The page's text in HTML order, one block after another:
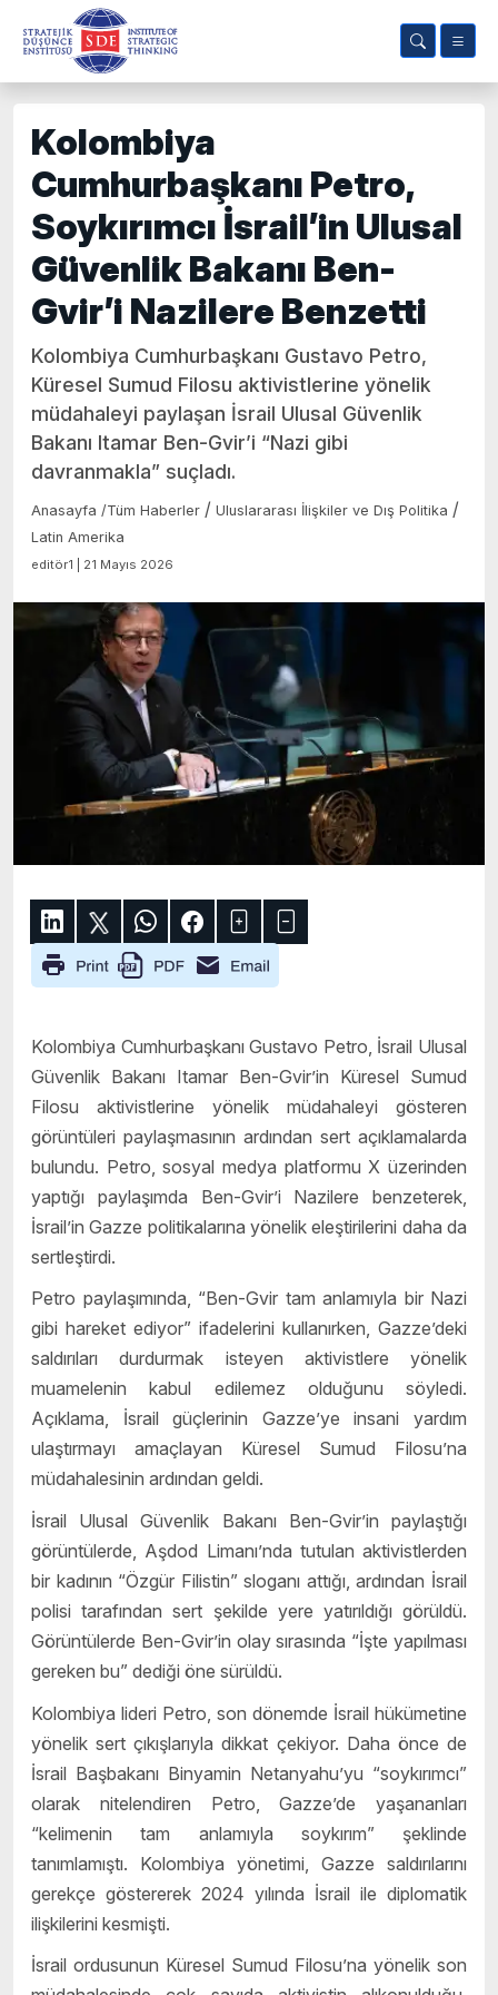
Kolombiya
Cumhurbaşkanı Petro,
Soykırımcı İsrail’in Ulusal
Güvenlik Bakanı Ben-
Gvir’i Nazilere Benzetti
Kolombiya Cumhurbaşkanı Gustavo Petro,
Küresel Sumud Filosu aktivistlerine yönelik
müdahaleyi paylaşan İsrail Ulusal Güvenlik
Bakanı Itamar Ben-Gvir’i “Nazi gibi
davranmakla” suçladı.
Anasayfa /Tüm Haberler / Uluslararası İlişkiler ve Dış Politika /
Latin Amerika
editör1 | 21 Mayıs 2026
Kolombiya Cumhurbaşkanı Gustavo Petro, İsrail Ulusal
Güvenlik Bakanı Itamar Ben-Gvir’in Küresel Sumud
Filosu aktivistlerine yönelik müdahaleyi gösteren
görüntüleri paylaşmasının ardından sert açıklamalarda
bulundu. Petro, sosyal medya platformu X üzerinden
yaptığı paylaşımda Ben-Gvir’i Nazilere benzeterek,
İsrail’in Gazze politikalarına yönelik eleştirilerini daha da
sertleştirdi.
Petro paylaşımında, “Ben-Gvir tam anlamıyla bir Nazi
gibi hareket ediyor” ifadelerini kullanırken, Gazze’deki
saldırıları durdurmak isteyen aktivistlere yönelik
muamelenin kabul edilemez olduğunu söyledi.
Açıklama, İsrail güçlerinin Gazze’ye insani yardım
ulaştırmayı amaçlayan Küresel Sumud Filosu’na
müdahalesinin ardından geldi.
İsrail Ulusal Güvenlik Bakanı Ben-Gvir’in paylaştığı
görüntülerde, Aşdod Limanı’nda tutulan aktivistlerden
bir kadının “Özgür Filistin” sloganı attığı, ardından İsrail
polisi tarafından sert şekilde yere yatırıldığı görüldü.
Görüntülerde Ben-Gvir’in olay sırasında “İşte yapılması
gereken bu” dediği öne sürüldü.
Kolombiya lideri Petro, son dönemde İsrail hükümetine
yönelik sert çıkışlarıyla dikkat çekiyor. Daha önce de
İsrail Başbakanı Binyamin Netanyahu’yu “soykırımcı”
olarak nitelendiren Petro, Gazze’de yaşananları
“kelimenin tam anlamıyla soykırım” şeklinde
tanımlamıştı. Kolombiya yönetimi, Gazze saldırılarını
gerekçe göstererek 2024 yılında İsrail ile diplomatik
ilişkilerini kesmişti.
İsrail ordusunun Küresel Sumud Filosu’na yönelik son